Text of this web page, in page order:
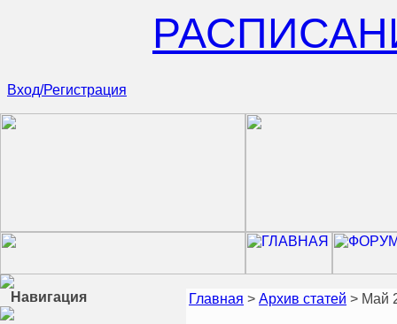
Вход/Регистрация
Навигация Главная > Архив статей > Май